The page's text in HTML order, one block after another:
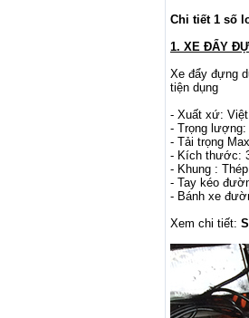
Chi tiết 1 số
1. XE ĐẨY
Xe đẩy đựng
tiện dụng
- Xuất xứ: Việt
- Trọng lượng:
- Tải trọng
- Kích thước:
- Khung :
- Tay kéo
- Bánh xe
Xem chi tiết: